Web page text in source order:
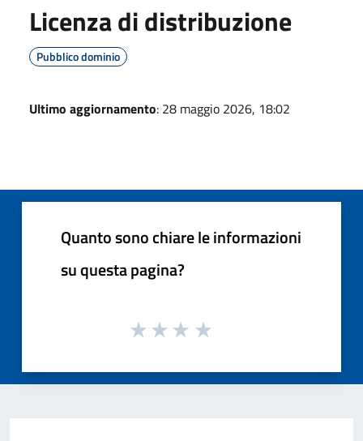
Licenza di distribuzione
Pubblico dominio
Ultimo aggiornamento: 28 maggio 2026, 18:02
Quanto sono chiare le informazioni
su questa pagina?